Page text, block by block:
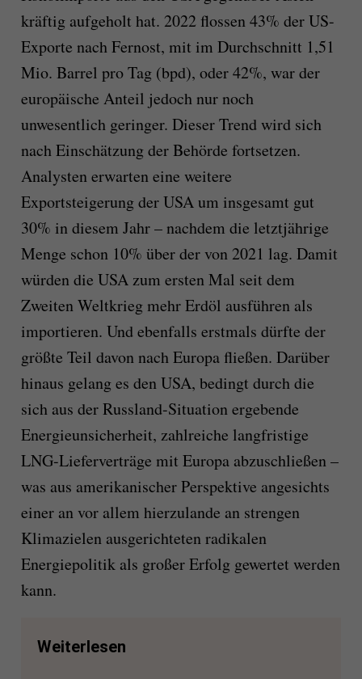
kräftig aufgeholt hat. 2022 flossen 43% der US-
Exporte nach Fernost, mit im Durchschnitt 1,51
Mio. Barrel pro Tag (bpd), oder 42%, war der
europäische Anteil jedoch nur noch
unwesentlich geringer. Dieser Trend wird sich
nach Einschätzung der Behörde fortsetzen.
Analysten erwarten eine weitere
Exportsteigerung der USA um insgesamt gut
30% in diesem Jahr – nachdem die letztjährige
Menge schon 10% über der von 2021 lag. Damit
würden die USA zum ersten Mal seit dem
Zweiten Weltkrieg mehr Erdöl ausführen als
importieren. Und ebenfalls erstmals dürfte der
größte Teil davon nach Europa fließen. Darüber
hinaus gelang es den USA, bedingt durch die
sich aus der Russland-Situation ergebende
Energieunsicherheit, zahlreiche langfristige
LNG-Lieferverträge mit Europa abzuschließen –
was aus amerikanischer Perspektive angesichts
einer an vor allem hierzulande an strengen
Klimazielen ausgerichteten radikalen
Energiepolitik als großer Erfolg gewertet werden
kann.
Weiterlesen